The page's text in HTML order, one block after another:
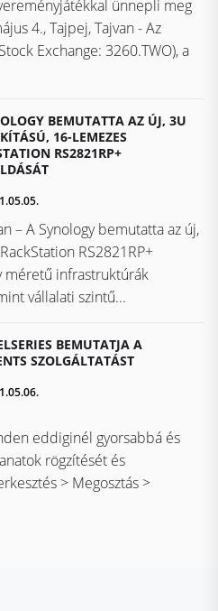
ünnepli meg
4., Tajpej, Tajvan - Az
Exchange: 3260.TWO), a
BEMUTATTA AZ ÚJ, 3U
16-LEMEZES
RS2821RP+
– A Synology bemutatta az új,
RS2821RP+
méretű infrastruktúrák
vállalati szintű...
BEMUTATJA A
SZOLGÁLTATÁST
eddiginél gyorsabbá és
rögzítését és
> Megosztás >